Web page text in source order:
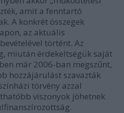
amit a fenntartó
A konkrét összegek
az aktuális
történt. Az
miután érdekeltségük saját
már 2006-ban megszűnt,
hozzájárulást szavazták
törvény azzal
viszonyok jöhetnek